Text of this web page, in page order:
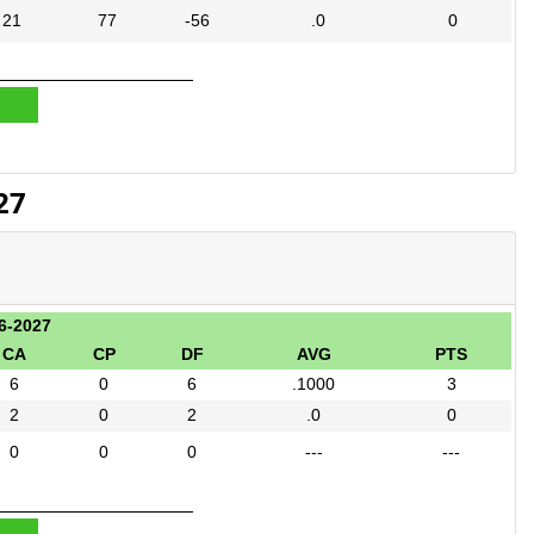
21 77 -56 .0 0
2027
CA
CP DF AVG
PTS
6
0 6 .1000
3
2
0 2 .0 0
0 0 0 --- ---